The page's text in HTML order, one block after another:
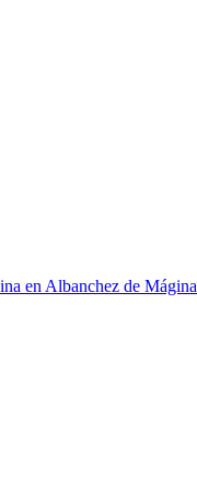
en Albanchez de Mágina